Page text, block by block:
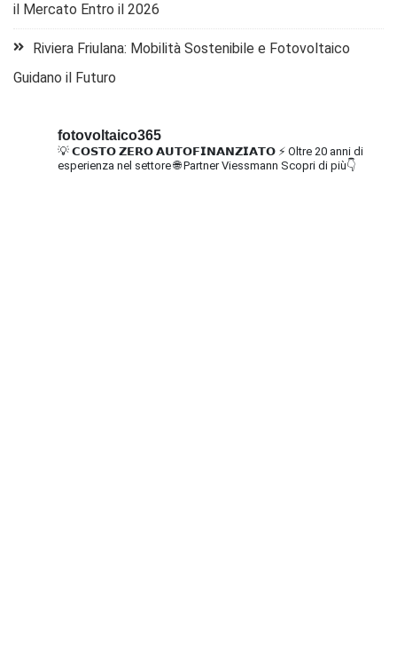
il Mercato Entro il 2026
Riviera Friulana: Mobilità Sostenibile e Fotovoltaico
Guidano il Futuro
fotovoltaico365
💡 𝗖𝗢𝗦𝗧𝗢 𝗭𝗘𝗥𝗢 𝗔𝗨𝗧𝗢𝗙𝗜𝗡𝗔𝗡𝗭𝗜𝗔𝗧𝗢 ⚡ Oltre 20 anni di
esperienza nel settore🌐 Partner Viessmann Scopri di più👇